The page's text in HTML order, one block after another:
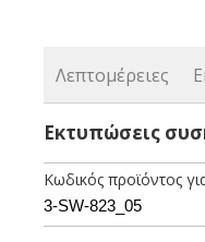
Λεπτομέρειες
Χάρτινο
τρόφιμα. Πλήρως
καταλληλότητας για
Εκτυπώσεις
Κωδικός προϊόντος